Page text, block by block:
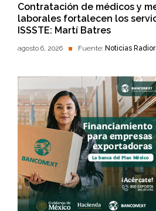
Contratación de médicos y
laborales fortalecen los
ISSSTE: Martí Batres
agosto 6, 2026 Fuente: Noticias